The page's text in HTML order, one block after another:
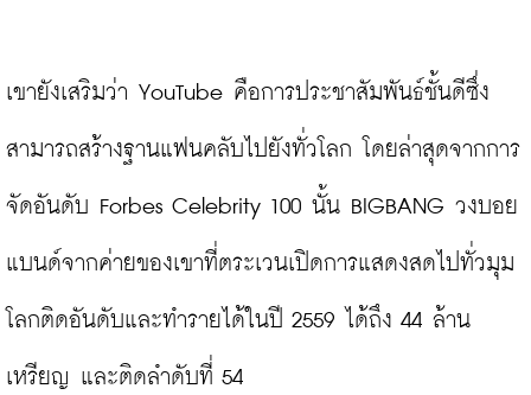
เขายังเสริมว่า YouTube คือการประชาสัมพันธ์ชั้นดีซึ่ง
สามารถสร้างฐานแฟนคลับไปยังทั่วโลก โดยล่าสุดจากการ
จัดอันดับ Forbes Celebrity 100 นั้น BIGBANG วงบอย
แบนด์จากค่ายของเขาที่ตระเวนเปิดการแสดงสดไปทั่วมุม
โลกติดอันดับและทำรายได้ในปี 2559 ได้ถึง 44 ล้าน
เหรียญ และติดลำดับที่ 54